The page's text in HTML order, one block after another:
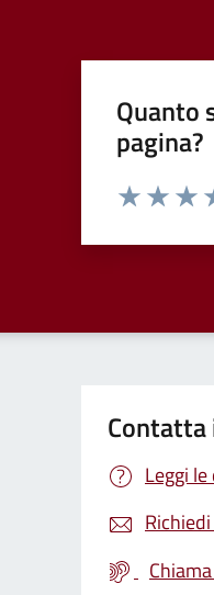
Quanto
pagina?
Valuta da 1 a 5
Contatta
Leggi